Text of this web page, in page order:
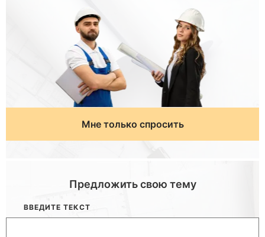
Мне только спросить
Предложить свою тему
ВВЕДИТЕ ТЕКСТ